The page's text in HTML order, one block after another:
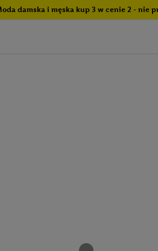
damska i męska kup 3 w cenie 2 - nie